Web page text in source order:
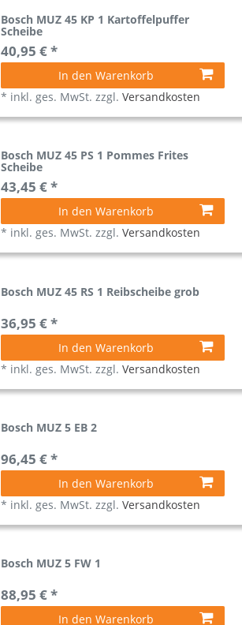
Bosch MUZ 45 KP 1 Kartoffelpuffer
Scheibe
40,95 € *
In den Warenkorb
* inkl. ges. MwSt. zzgl.Versandkosten
Bosch MUZ 45 PS 1 Pommes Frites
Scheibe
43,45 € *
In den Warenkorb
* inkl. ges. MwSt. zzgl.Versandkosten
Bosch MUZ 45 RS 1 Reibscheibe grob
36,95 € *
In den Warenkorb
* inkl. ges. MwSt. zzgl.Versandkosten
Bosch MUZ 5 EB 2
96,45 € *
In den Warenkorb
* inkl. ges. MwSt. zzgl.Versandkosten
Bosch MUZ 5 FW 1
88,95 € *
In den Warenkorb